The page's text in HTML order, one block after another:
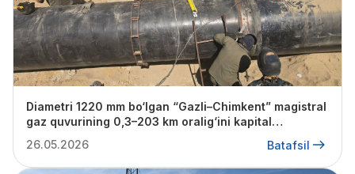
Diametri 1220 mm bo‘lgan “Gazli–Chimkent” magistral
gaz quvurining 0,3–203 km oralig‘ini kapital
26.05.2026 Batafsil